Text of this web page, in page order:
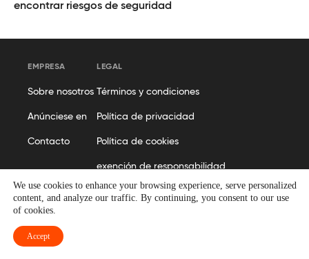
encontrar riesgos de seguridad
EMPRESA
Sobre nosotros
Anúnciese en
Contacto
LEGAL
Términos y condiciones
Política de privacidad
Política de cookies
exención de responsabilidad
GENERAL
Políticas editoriales
Sitemap
We use cookies to enhance your browsing experience, serve personalized
content, and analyze our traffic. By continuing, you consent to our use
of cookies.
Accept